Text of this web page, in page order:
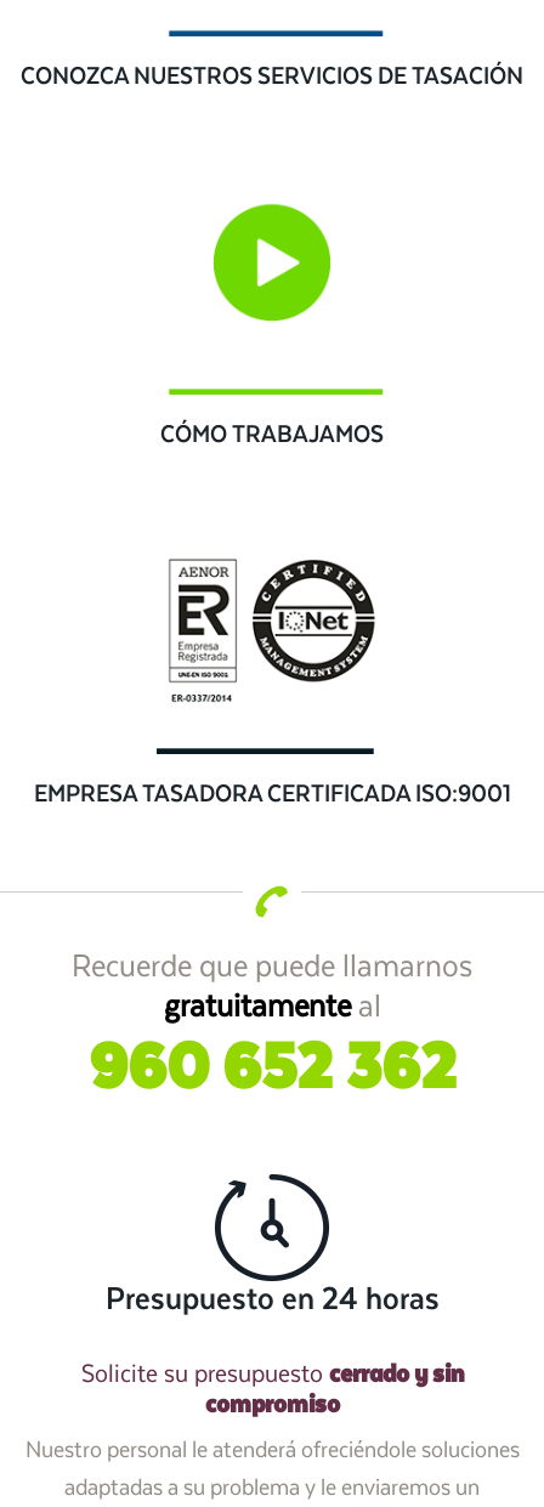
CONOZCA NUESTROS SERVICIOS DE TASACIÓN
CÓMO TRABAJAMOS
EMPRESA TASADORA CERTIFICADA ISO:9001
Recuerde que puede llamarnos
gratuitamenteal
960 652 362
Presupuesto en 24 horas
Solicite su presupuesto cerrado y sin
compromiso
Nuestro personal le atenderá ofreciéndole soluciones
adaptadas a su problema y le enviaremos un